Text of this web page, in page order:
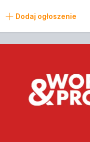
Dodaj ogłoszenie